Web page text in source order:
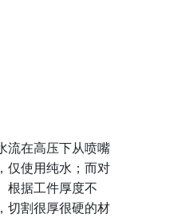
流在高压下从喷嘴
仅使用纯水；而对
根据工件厚度不
切割很厚很硬的材